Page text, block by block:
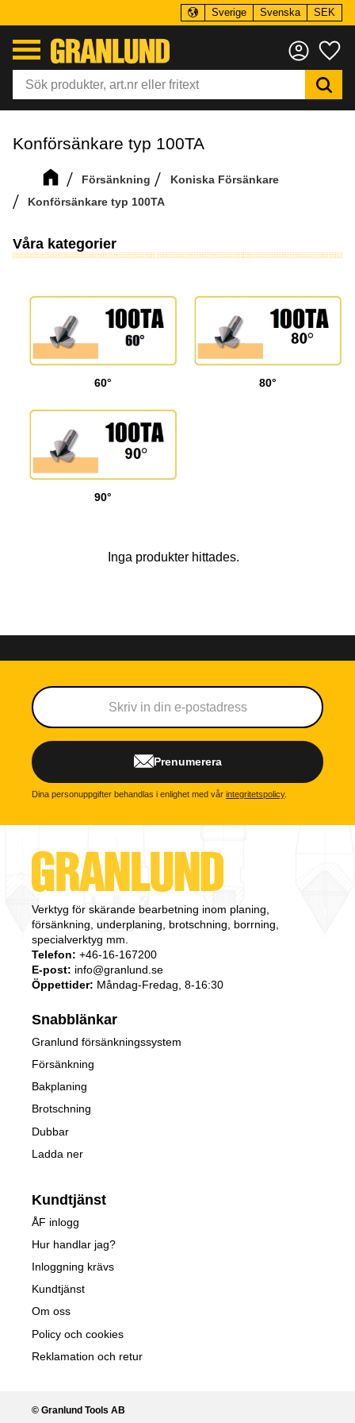
Sverige Svenska SEK
Konförsänkare typ 100TA
Försänkning
Koniska Försänkare
Konförsänkare typ 100TA
Våra kategorier
60° 80°
90°
Inga produkter hittades.
Prenumerera
Dina personuppgifter behandlas i enlighet med vår integritetspolicy.
Verktyg för skärande bearbetning inom planing,
försänkning, underplaning, brotschning, borrning,
specialverktyg mm.
Telefon: +46-16-167200
E-post: info@granlund.se
Öppettider: Måndag-Fredag, 8-16:30
Snabblänkar
Granlund försänkningssystem
Försänkning
Bakplaning
Brotschning
Dubbar
Ladda ner
Kundtjänst
ÅF inlogg
Hur handlar jag?
Inloggning krävs
Kundtjänst
Om oss
Policy och cookies
Reklamation och retur
© Granlund Tools AB